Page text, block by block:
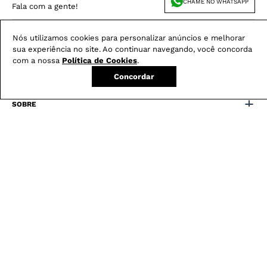
Nós utilizamos cookies para personalizar anúncios e melhorar
sua experiência no site. Ao continuar navegando, você concorda
com a nossa Política de Cookies.
Concordar
Fala com a gente!
CATEGORIAS
SOBRE